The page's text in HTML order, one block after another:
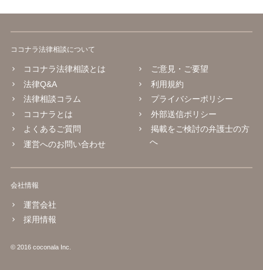
ココナラ法律相談について
ココナラ法律相談とは
法律Q&A
法律相談コラム
ココナラとは
よくあるご質問
運営へのお問い合わせ
ご意見・ご要望
利用規約
プライバシーポリシー
外部送信ポリシー
掲載をご検討の弁護士の方
へ
会社情報
運営会社
採用情報
© 2016 coconala Inc.